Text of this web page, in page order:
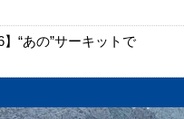
“あの”サーキットで